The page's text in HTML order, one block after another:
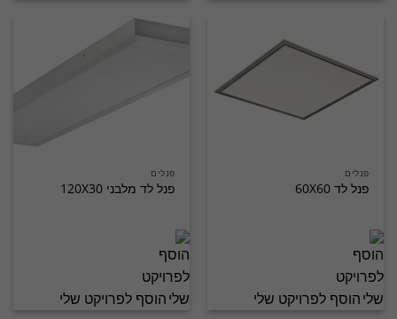
פנלים
פנל לד 60X60
הוסף לפרויקט שלי
פנלים
פנל לד מלבני 120X30
הוסף לפרויקט שלי